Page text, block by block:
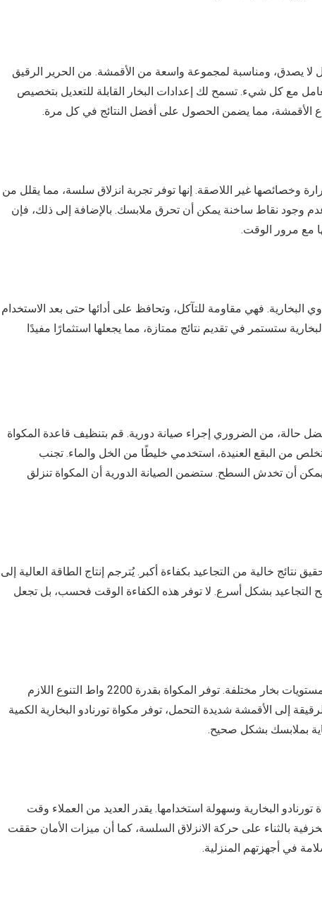
لا يصدق، ومناسبة لمجموعة واسعة من الأقمشة. من الحرير الرقيق
مع كل شيء. تسمح لك إعدادات البخار القابلة للتعديل بتخصيص
الأقمشة، مما يضمن الحصول على أفضل النتائج في كل مرة.
وخصائصها غير اللاصقة. إنها توفر تجربة انزلاق سلسة، مما يقلل من
وجود نقاط ساخنة يمكن أن تحرق ملابسك. بالإضافة إلى ذلك، فإن
مع مرور الوقت.
البخارية. فهي مقاومة للتآكل، وتحافظ على أدائها حتى بعد الاستخدام
ستستمر في تقديم نتائج ممتازة، مما يجعلها استثمارًا مفيدًا
حالة، من الضروري إجراء صيانة دورية. قم بتنظيف قاعدة المكواة
من البقع العنيدة، استخدمي خليطًا من الخل والماء. تجنب
يمكن أن تخدش السطح. ستضمن الصيانة الدورية أن المكواة تنزلق
يمكنك تحقيق نتائج خالية من التجاعيد بكفاءة أكبر. يُترجم إنتاج الطاقة العالية إلى
التجاعيد بشكل أسرع. لا توفر هذه الكفاءة الوقت فحسب، بل تجعل
تتطلب الأقمشة المختلفة درجات حرارة كي مختلفة ومستويات بخار مختلفة. توفر المكواة بقدرة 2200 واط التنوع اللازم
إلى الأقمشة شديدة التحمل، توفر مكواة تورنادو البخارية الكمية
بملابسك بشكل صحيح.
البخارية وسهولة استخدامها. يقدر العديد من العملاء وقت
بالثناء على حركة الانزلاق السلسة، كما أن ميزات الأمان حققت
في أجهزتهم المنزلية.